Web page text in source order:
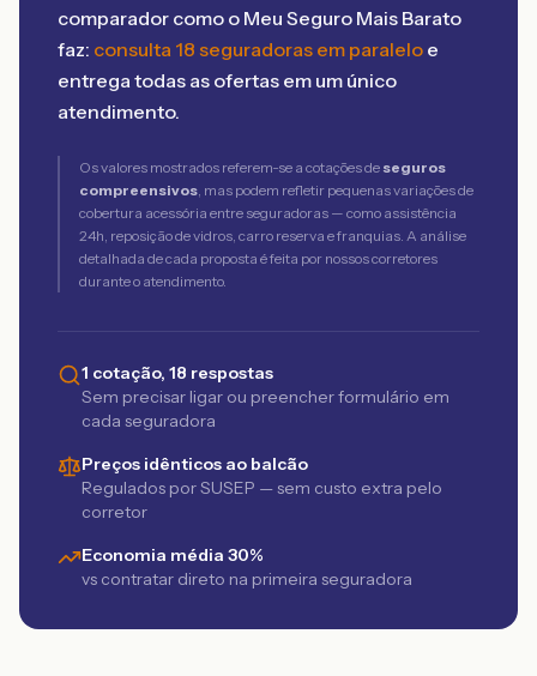
comparador como o Meu Seguro Mais Barato
faz: consulta 18 seguradoras em paralelo e
entrega todas as ofertas em um único
atendimento.
Os valores mostrados referem-se a cotações de seguros
compreensivos, mas podem refletir pequenas variações de
cobertura acessória entre seguradoras — como assistência
24h, reposição de vidros, carro reserva e franquias. A análise
detalhada de cada proposta é feita por nossos corretores
durante o atendimento.
1 cotação, 18 respostas
Sem precisar ligar ou preencher formulário em
cada seguradora
Preços idênticos ao balcão
Regulados por SUSEP — sem custo extra pelo
corretor
Economia média 30%
vs contratar direto na primeira seguradora